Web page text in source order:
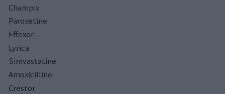
Champix
Paroxetine
Effexor
Lyrica
Simvastatine
Amoxicilline
Crestor